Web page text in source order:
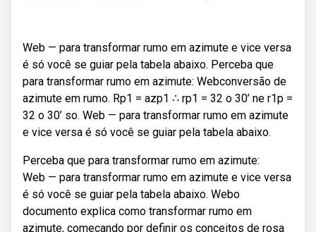
Web — para transformar rumo em azimute e vice versa
é só você se guiar pela tabela abaixo. Perceba que
para transformar rumo em azimute: Webconversão de
azimute em rumo. Rp1 = azp1 ∴ rp1 = 32 o 30’ ne r1p =
32 o 30’ so. Web — para transformar rumo em azimute
e vice versa é só você se guiar pela tabela abaixo.
Perceba que para transformar rumo em azimute:
Web — para transformar rumo em azimute e vice versa
é só você se guiar pela tabela abaixo. Webo
documento explica como transformar rumo em
azimute, começando por definir os conceitos de rosa